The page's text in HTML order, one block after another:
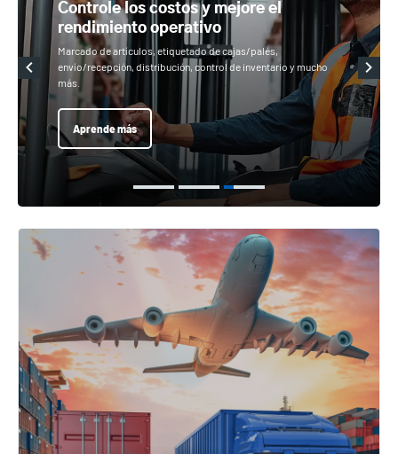
Controle los costos y mejore el
rendimiento operativo
Marcado de artículos, etiquetado de cajas/palés,
envío/recepción, distribución, control de inventario y mucho
más.
Aprende más